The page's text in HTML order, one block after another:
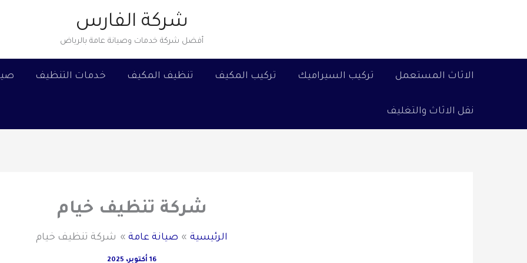
شركة الفارس
أفضل شركة خدمات وصيانة عامة بالرياض
الاثاث المستعمل تركيب السيراميك تركيب المكيف تنظيف المكيف خدمات التنظيف
نقل الاثاث والتغليف
شركة تنظيف خيام
الرئيسية صيانة عامة شركة تنظيف خيام
16 أكتوبر، 2025